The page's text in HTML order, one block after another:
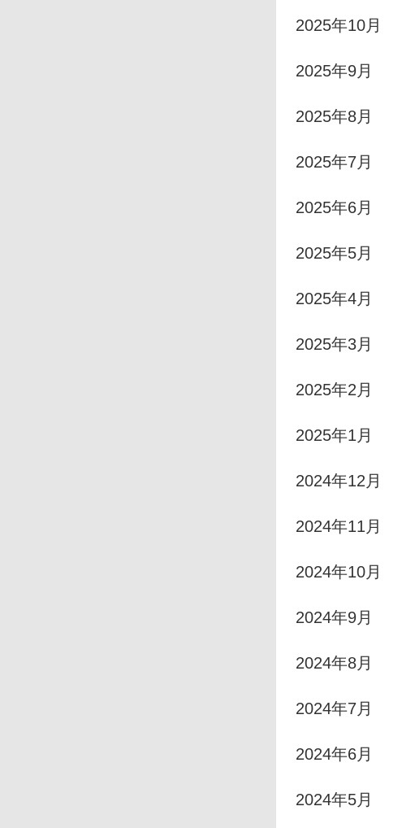
2025年10月
2025年9月
2025年8月
2025年7月
2025年6月
2025年5月
2025年4月
2025年3月
2025年2月
2025年1月
2024年12月
2024年11月
2024年10月
2024年9月
2024年8月
2024年7月
2024年6月
2024年5月